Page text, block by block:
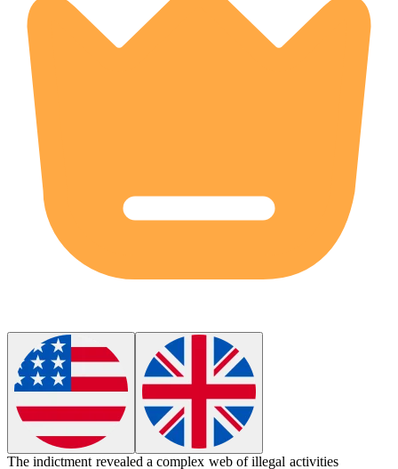
Theindictment revealed a complex web of illegal activities